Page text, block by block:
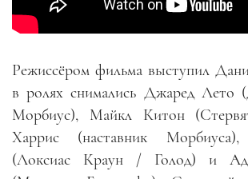
Режиссёром фильма выступил
в ролях снимались Джаред Лето
Морбиус), Майкл Китон
Харрис (наставник
(Локсиас Краун / Голод) и